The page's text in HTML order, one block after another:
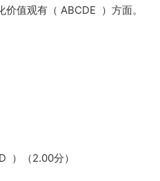
值观有（ ABCDE ）方面。
）（2.00分）